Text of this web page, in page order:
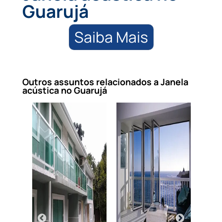
Guarujá
Saiba Mais
Outros assuntos relacionados a Janela
acústica no Guarujá